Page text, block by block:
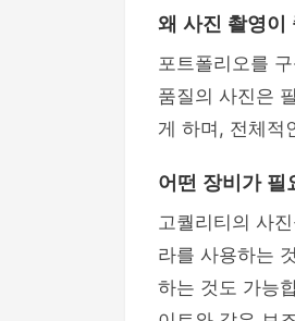
왜 사진 촬영이
포트폴리오를
품질의 사진은
게 하며, 전체적
어떤 장비가 필
고퀄리티의 사
라를 사용하는
하는 것도 가능